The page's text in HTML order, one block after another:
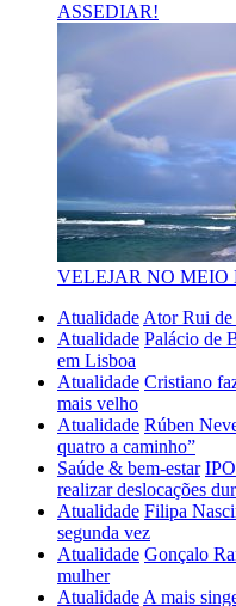
ASSEDIAR!
VELEJAR NO MEIO
Atualidade Ator Rui de
Atualidade Palácio de
em Lisboa
Atualidade Cristiano
mais velho
Atualidade Rúben
quatro a caminho”
Saúde & bem-estar
realizar deslocações
Atualidade Filipa
segunda vez
Atualidade Gonçalo
mulher
Atualidade A mais